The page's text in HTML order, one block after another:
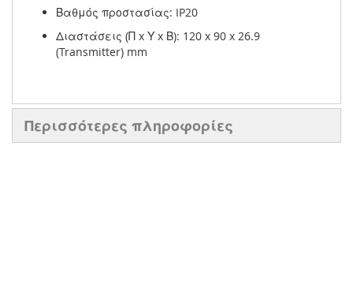
Βαθμός προστασίας: IP20
Διαστάσεις (Π x Υ x Β): 120 x 90 x 26.9
(Transmitter) mm
Περισσότερες πληροφορίες